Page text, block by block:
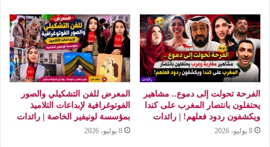
الفرحة تحولت إلى دموع.. مشاهير
يحتفلون بانتصار المغرب على كندا
ويكشفون ردود فعلهم! | رائدات
8 يوليو، 2026
المعرض للفن التشكيلي والصور
الفوتوغرافية لإبداعات التلاميذ
بمؤسسة لونيفير الخاصة | رائدات
8 يوليو، 2026